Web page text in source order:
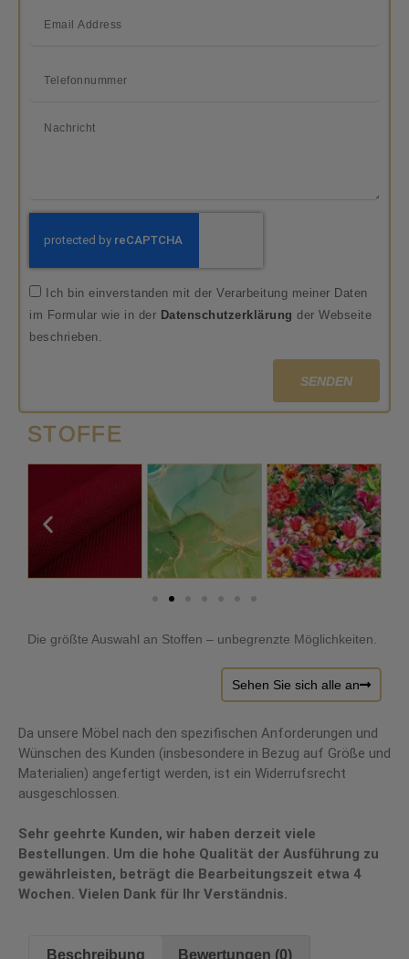
Ich bin einverstanden mit der Verarbeitung meiner Daten
im Formular wie in der Datenschutzerklärung der Webseite
beschrieben.
SENDEN
STOFFE
Die größte Auswahl an Stoffen – unbegrenzte Möglichkeiten.
Sehen Sie sich alle an
Da unsere Möbel nach den spezifischen Anforderungen und
Wünschen des Kunden (insbesondere in Bezug auf Größe und
Materialien) angefertigt werden, ist ein Widerrufsrecht
ausgeschlossen.
Sehr geehrte Kunden, wir haben derzeit viele
Bestellungen. Um die hohe Qualität der Ausführung zu
gewährleisten, beträgt die Bearbeitungszeit etwa 4
Wochen. Vielen Dank für Ihr Verständnis.
Beschreibung Bewertungen (0)